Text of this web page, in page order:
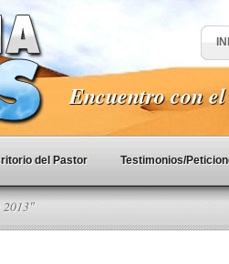
Encuentro con
del Pastor Testimonios/
2013"